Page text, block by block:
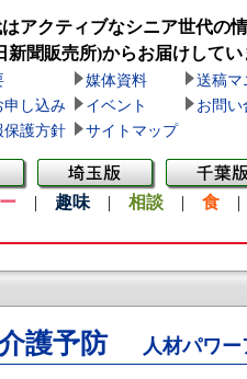
アクティブなシニア世代の
新聞販売所)からお届けしてい
媒体資料
送稿マ
申し込み
イベント
お問い
保護方針
サイトマップ
| 趣味 | 相談 | 食
護予防 人材パワ